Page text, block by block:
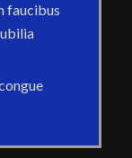
faucibus